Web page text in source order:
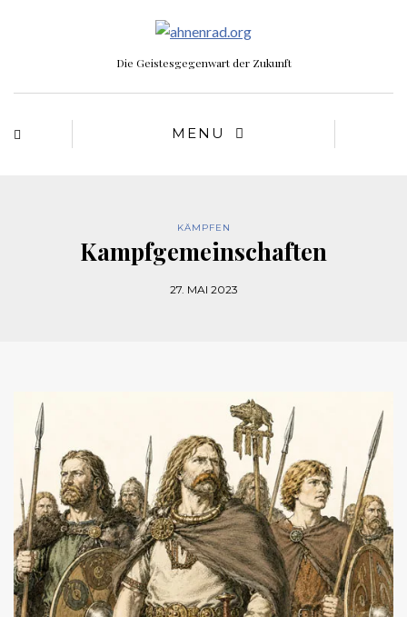
Die Geistesgegenwart der Zukunft
MENU
KÄMPFEN
Kampfgemeinschaften
27. MAI 2023